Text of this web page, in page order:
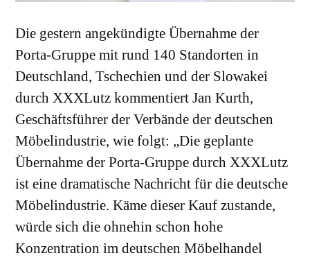
Die gestern angekündigte Übernahme der
Porta-Gruppe mit rund 140 Standorten in
Deutschland, Tschechien und der Slowakei
durch XXXLutz kommentiert Jan Kurth,
Geschäftsführer der Verbände der deutschen
Möbelindustrie, wie folgt: „Die geplante
Übernahme der Porta-Gruppe durch XXXLutz
ist eine dramatische Nachricht für die deutsche
Möbelindustrie. Käme dieser Kauf zustande,
würde sich die ohnehin schon hohe
Konzentration im deutschen Möbelhandel